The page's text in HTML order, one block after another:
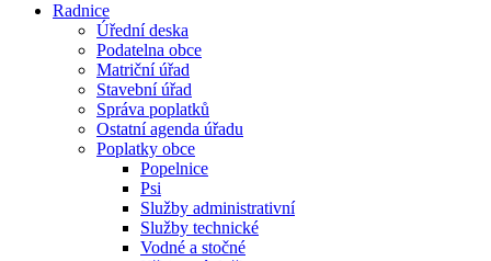
Radnice
Úřední deska
Podatelna obce
Matriční úřad
Stavební úřad
Správa poplatků
Ostatní agenda úřadu
Poplatky obce
Popelnice
Psi
Služby administrativní
Služby technické
Vodné a stočné